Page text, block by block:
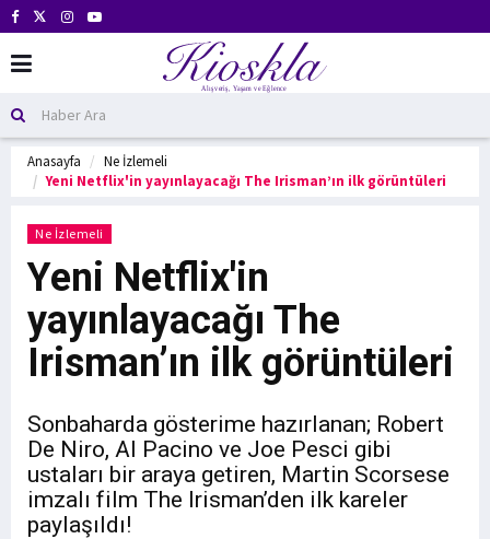
Anasayfa
Ne İzlemeli
Yeni Netflix'in yayınlayacağı The Irisman’ın ilk görüntüleri
Ne İzlemeli
Yeni Netflix'in
yayınlayacağı The
Irisman’ın ilk görüntüleri
Sonbaharda gösterime hazırlanan; Robert
De Niro, Al Pacino ve Joe Pesci gibi
ustaları bir araya getiren, Martin Scorsese
imzalı film The Irisman’den ilk kareler
paylaşıldı!